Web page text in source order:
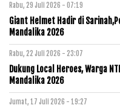
Rabu, 29 Juli 2026 - 07:19
Giant Helmet Hadir di
Mandalika 2026
Rabu, 22 Juli 2026 - 23:07
Dukung Local Heroes, Warga
Mandalika 2026
Jumat, 17 Juli 2026 - 19:27